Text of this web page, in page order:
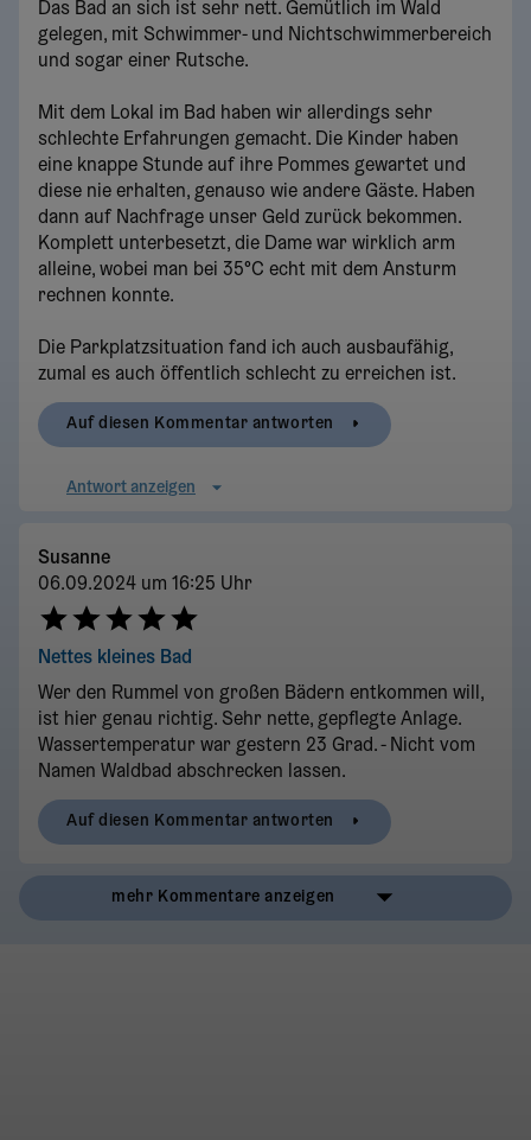
Das Bad an sich ist sehr nett. Gemütlich im Wald
gelegen, mit Schwimmer- und Nichtschwimmerbereich
und sogar einer Rutsche.
Mit dem Lokal im Bad haben wir allerdings sehr
schlechte Erfahrungen gemacht. Die Kinder haben
eine knappe Stunde auf ihre Pommes gewartet und
diese nie erhalten, genauso wie andere Gäste. Haben
dann auf Nachfrage unser Geld zurück bekommen.
Komplett unterbesetzt, die Dame war wirklich arm
alleine, wobei man bei 35°C echt mit dem Ansturm
rechnen konnte.
Die Parkplatzsituation fand ich auch ausbaufähig,
zumal es auch öffentlich schlecht zu erreichen ist.
Auf diesen Kommentar antworten
Antwort anzeigen
Susanne
06.09.2024 um 16:25 Uhr
Nettes kleines Bad
Wer den Rummel von großen Bädern entkommen will,
ist hier genau richtig. Sehr nette, gepflegte Anlage.
Wassertemperatur war gestern 23 Grad. - Nicht vom
Namen Waldbad abschrecken lassen.
Auf diesen Kommentar antworten
mehr Kommentare anzeigen